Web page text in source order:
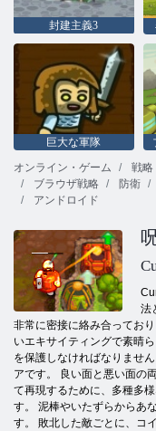
封建主義3
巨大な軍隊
オンライン・ゲーム
戦略
ブラウザ戦略
防衛
アンドロイド
法
非常に密接に絡み合ってお
いエキサイティングで素晴
を保護しなければなりませ
アです。 良い面と悪い面の
て再現するために、多種多
す。 泥棒やいたずらからあ
す。 敗北した敵ごとに、コ